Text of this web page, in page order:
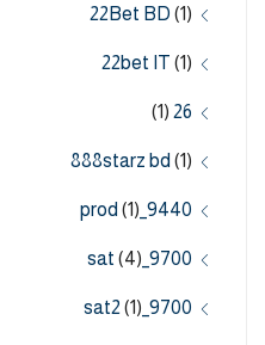
22Bet BD (1)
22bet IT (1)
26
(1)
888starz bd (1)
9440_prod
(1)
9700_sat
(4)
9700_sat2
(1)